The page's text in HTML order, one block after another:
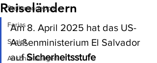
Stellenangebote
Ferias
Socios
Auschreibungen
Reiseländern
Am 8. April 2025 hat das US-
Außenministerium El Salvador
auf Sicherheitsstufe